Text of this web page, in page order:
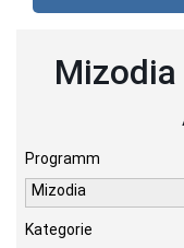
Programm
Mizodia
Kategorie